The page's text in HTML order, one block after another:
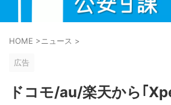
HOME >ニュース >
広告
ドコモ/au/楽天から｢